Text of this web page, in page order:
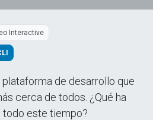
Interactive
de desarrollo que
cerca de todos. ¿Qué ha
todo este tiempo?